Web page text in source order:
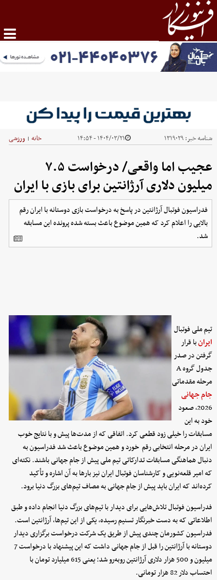
شناسه خبر:۱۳۱۹۰۲۹ ۱۴۰۴/۰۳/۲۱ - ۱۴:۵۴ خانه | ورزشی
عجیب اما واقعی/ درخواست ۷.۵
میلیون دلاری آرژانتین برای بازی با ایران
فدراسیون فوتبال آرژانتین در پاسخ به درخواست بازی دوستانه با ایران رقم
بالایی را اعلام کرد که همین موضوع باعث بسته شده پرونده این مسابقه
شد.
تیم ملی فوتبال
ایرانبا قرار
گرفتن در صدر
جدول گروه A
مرحله مقدماتی
جام جهانی
2026، صعود
خود به این
مسابقات را خیلی زود قطعی کرد. اتفاقی که از مدت‌ها پیش و با نتایج خوب
ایران در مرحله انتخابی رقم خورد و همین موضوع باعث شد فدراسیون به
دنبال هماهنگی مسابقات تدارکاتی تیم ملی پیش از جام جهانی باشند. نکته‌ای
که امیر قلعه‌نویی و کارشناسان فوتبال ایران نیز بارها به آن اشاره و تأکید
کرده‌اند که ایران باید پیش از جام جهانی به مصاف تیم‌های بزرگ دنیا برود.
فدراسیون فوتبال تلاش‌هایی برای دیدار با تیم‌های بزرگ دنیا انجام داده و طبق
اطلاعاتی که به دست خبرنگار تسنیم رسیده، یکی از این تیم‌ها، آرژانتین است.
فدراسیون کشورمان چندی پیش از طریق یک شرکت درخواست برگزاری دیدار
دوستانه با آرژانتین را قبل از جام جهانی داشت که این پیشنهاد با درخواست 7
میلیون و 500 هزار دلاری آرژانتین روبه‌رو شد؛ یعنی 615 میلیارد تومان با
احتساب دلار 82 هزار تومانی.